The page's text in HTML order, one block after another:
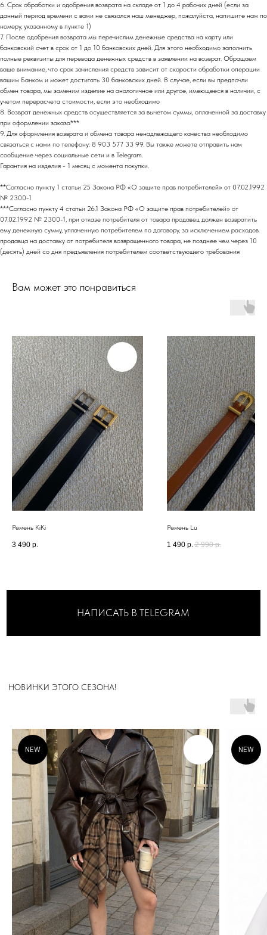
6. Срок обработки и одобрения возврата на складе от 1 до 4 рабочих дней (если за
данный период времени с вами не связался наш менеджер, пожалуйста, напишите нам по
номеру, указанному в пункте 1)
7. После одобрения возврата мы перечислим денежные средства на карту или
банковский счет в срок от 1 до 10 банковских дней. Для этого необходимо заполнить
полные реквизиты для перевода денежных средств в заявлении на возврат. Обращаем
ваше внимание, что срок зачисления средств зависит от скорости обработки операции
вашим Банком и может достигать 30 банковских дней. В случае, если вы предпочли
обмен товара, мы заменим изделие на аналогичное или другое, имеющееся в наличии, с
учетом перерасчета стоимости, если это необходимо
8. Возврат денежных средств осуществляется за вычетом суммы, оплаченной за доставку
при оформлении заказа***
9. Для оформления возврата и обмена товара ненадлежащего качества необходимо
связаться с нами по телефону: 8 903 577 33 99. Вы также можете отправить нам
сообщение через социальные сети и в Telegram.
Гарантия на изделия - 1 месяц с момента покупки.
**Согласно пункту 1 статьи 25 Закона РФ «О защите прав потребителей» от 07.02.1992
№ 2300-1
***Согласно пункту 4 статьи 26.1 Закона РФ «О защите прав потребителей» от
07.02.1992 № 2300-1, при отказе потребителя от товара продавец должен возвратить
ему денежную сумму, уплаченную потребителем по договору, за исключением расходов
продавца на доставку от потребителя возвращенного товара, не позднее чем через 10
(десять) дней со дня предъявления потребителем соответствующего требования
Вам может это понравиться
Ремень KiKi
3 490 р.
Ремень Lu
1 490 р. 2 990 р.
NEW NEW
МАГАЗИН
МОСКВА
Адрес: м. Пушкинская/Маяковская
Часы работы: 11:00-21:00, ежедневно
ОНЛАЙН-ОТДЕЛ
Телефон: +7 (903) 577-33-99
*
*Запрещен на территории РФ
КОНСУЛЬТАНТЫ-СТИЛИСТЫ
ПОМОГУТ ВЫБРАТЬ И
СТИЛИЗОВАТЬ ОБРАЗ ДЛЯ ЛЮБОГО
СЛУЧАЯ
TOP.INN КАТАЛОГ
Верхняя одежда
Платья
Костюмы